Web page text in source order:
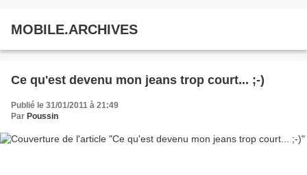
MOBILE.ARCHIVES
Ce qu'est devenu mon jeans trop court... ;-)
Publié le 31/01/2011 à 21:49
Par Poussin